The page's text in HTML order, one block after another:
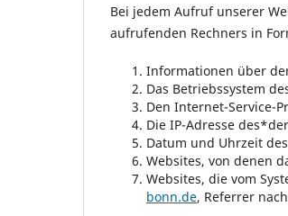
Bei jedem Aufruf unserer
aufrufenden Rechners in
Informationen über
Das Betriebssystem
Den Internet-Service-
Die IP-Adresse
Datum und Uhrzeit
Websites, von denen
Websites, die vom
bonn.de, Referrer